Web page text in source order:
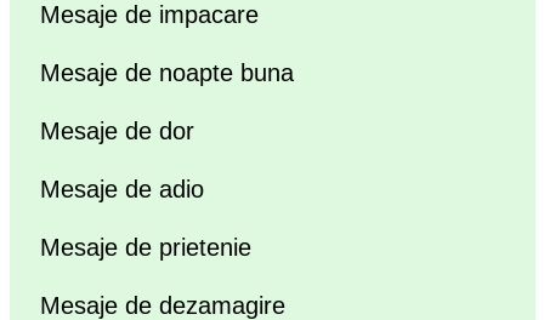
Mesaje de impacare
Mesaje de noapte buna
Mesaje de dor
Mesaje de adio
Mesaje de prietenie
Mesaje de dezamagire